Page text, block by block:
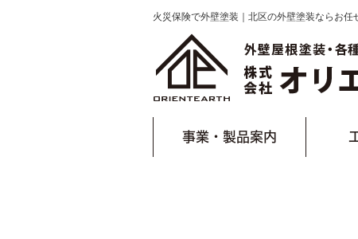
火災保険で外壁塗装｜北区の外壁塗装ならお任
事業・製品案内